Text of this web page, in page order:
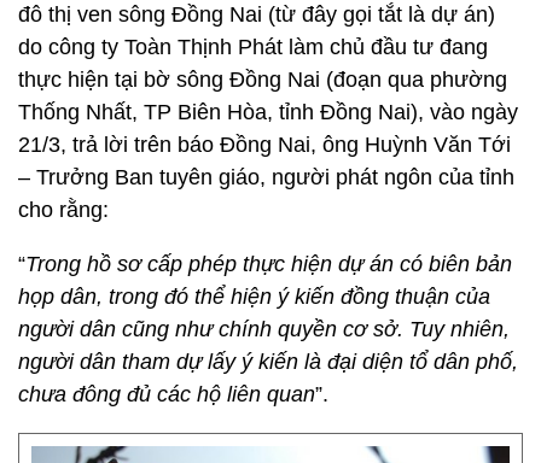
đô thị ven sông Đồng Nai (từ đây gọi tắt là dự án)
do công ty Toàn Thịnh Phát làm chủ đầu tư đang
thực hiện tại bờ sông Đồng Nai (đoạn qua phường
Thống Nhất, TP Biên Hòa, tỉnh Đồng Nai), vào ngày
21/3, trả lời trên báo Đồng Nai, ông Huỳnh Văn Tới
– Trưởng Ban tuyên giáo, người phát ngôn của tỉnh
cho rằng:
“Trong hồ sơ cấp phép thực hiện dự án có biên bản
họp dân, trong đó thể hiện ý kiến đồng thuận của
người dân cũng như chính quyền cơ sở. Tuy nhiên,
người dân tham dự lấy ý kiến là đại diện tổ dân phố,
chưa đông đủ các hộ liên quan”.